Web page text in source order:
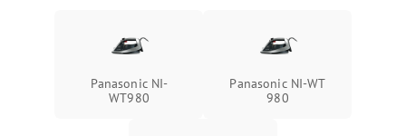
Panasonic NI-
WT980
Panasonic NI-WT
980